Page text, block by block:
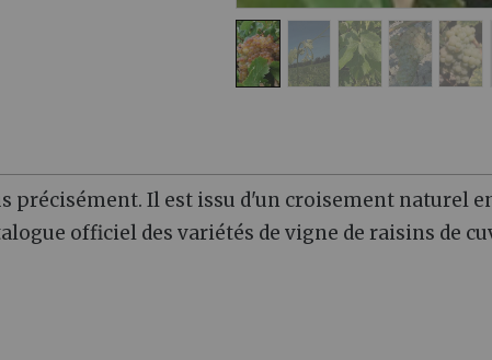
précisément. Il est issu d'un croisement naturel
officiel des variétés de vigne de raisins de